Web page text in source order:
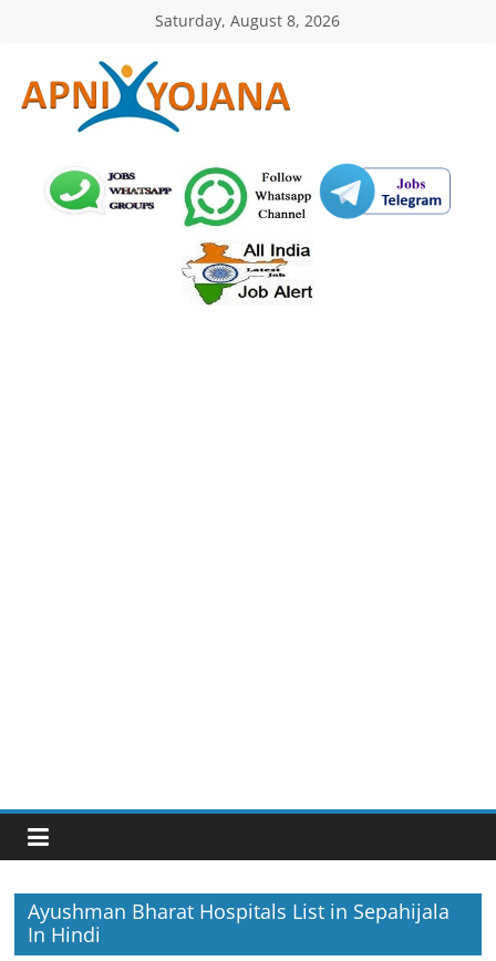
Saturday, August 8, 2026
ApniYojana.com
सरकारी
योजनाएँ,
Ayushman Bharat Hospitals List in Sepahijala
In Hindi